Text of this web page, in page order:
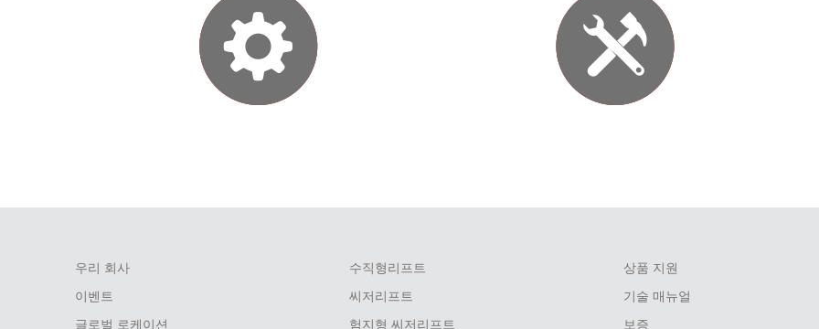
FOOTER
우리 회사
이벤트
글로벌 로케이션
수직형리프트
씨저리프트
험지형 씨저리프트
상품 지원
기술 매뉴얼
보증